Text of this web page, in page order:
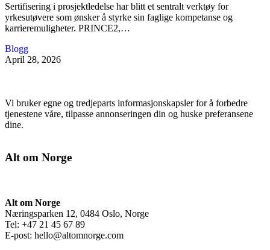
Sertifisering i prosjektledelse har blitt et sentralt verktøy for
yrkesutøvere som ønsker å styrke sin faglige kompetanse og
karrieremuligheter. PRINCE2,…
Blogg
April 28, 2026
Vi bruker egne og tredjeparts informasjonskapsler for å forbedre
tjenestene våre, tilpasse annonseringen din og huske preferansene
dine.
Alt om Norge
Alt om Norge
Næringsparken 12, 0484 Oslo, Norge
Tel: +47 21 45 67 89
E-post: hello@altomnorge.com